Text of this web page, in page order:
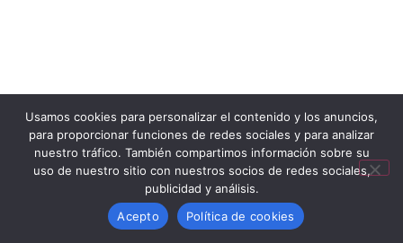
Usamos cookies para personalizar el contenido y los anuncios,
para proporcionar funciones de redes sociales y para analizar
nuestro tráfico. También compartimos información sobre su
uso de nuestro sitio con nuestros socios de redes sociales,
publicidad y análisis.
Acepto
Política de cookies